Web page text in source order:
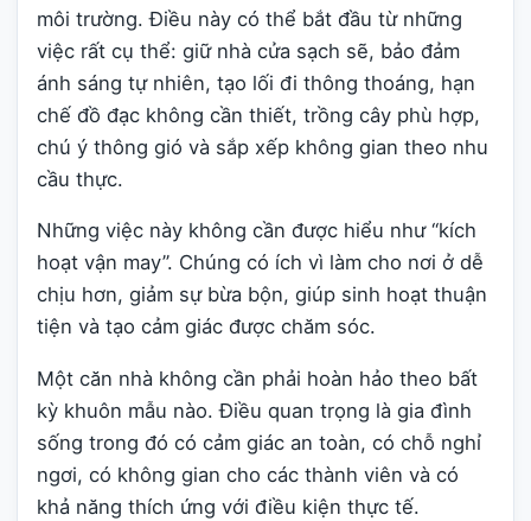
môi trường. Điều này có thể bắt đầu từ những
việc rất cụ thể: giữ nhà cửa sạch sẽ, bảo đảm
ánh sáng tự nhiên, tạo lối đi thông thoáng, hạn
chế đồ đạc không cần thiết, trồng cây phù hợp,
chú ý thông gió và sắp xếp không gian theo nhu
cầu thực.
Những việc này không cần được hiểu như “kích
hoạt vận may”. Chúng có ích vì làm cho nơi ở dễ
chịu hơn, giảm sự bừa bộn, giúp sinh hoạt thuận
tiện và tạo cảm giác được chăm sóc.
Một căn nhà không cần phải hoàn hảo theo bất
kỳ khuôn mẫu nào. Điều quan trọng là gia đình
sống trong đó có cảm giác an toàn, có chỗ nghỉ
ngơi, có không gian cho các thành viên và có
khả năng thích ứng với điều kiện thực tế.